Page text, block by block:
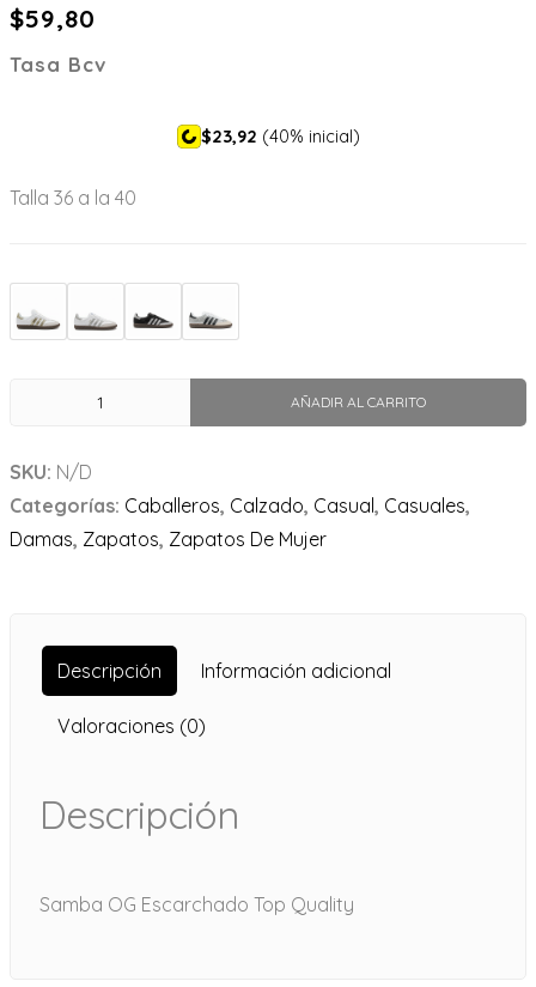
$59,80
Tasa Bcv
$23,92 (40% inicial)
Talla 36 a la 40
AÑADIR AL CARRITO
SKU: N/D
Categorías: Caballeros, Calzado, Casual, Casuales,
Damas, Zapatos, Zapatos De Mujer
Descripción Información adicional
Valoraciones (0)
Descripción
Samba OG Escarchado Top Quality